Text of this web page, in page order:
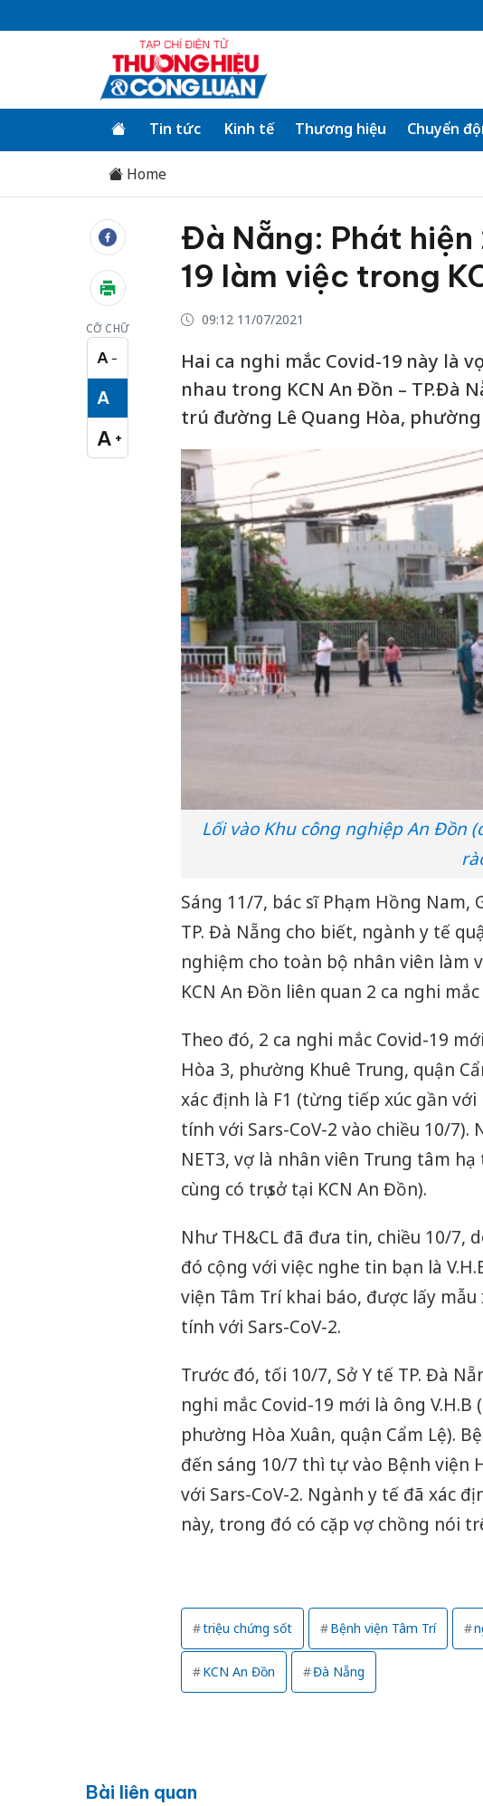
Tin tức Kinh tế Thương hiệu Chuyển
Home
CỠ CHỮ
A −
Cỡ chữ nhỏ
A
Cỡ chữ vừa
A +
Cỡ chữ lớn
Đà Nẵng: Phát
19 làm việc trong
09:12 11/07/2021
Hai ca nghi mắc Covid-19 này là
nhau trong KCN An Đồn – TP.Đà
trú đường Lê Quang Hòa, phường
Lối vào Khu công nghiệp An Đồn
Sáng 11/7, bác sĩ Phạm Hồng Nam,
TP. Đà Nẵng cho biết, ngành y tế
nghiệm cho toàn bộ nhân viên làm
KCN An Đồn liên quan 2 ca nghi
Theo đó, 2 ca nghi mắc Covid-19
Hòa 3, phường Khuê Trung, quận
xác định là F1 (từng tiếp xúc gần
tính với Sars-CoV-2 vào chiều 10/
NET3, vợ là nhân viên Trung tâm
cùng có trụ sở tại KCN An Đồn).
Như TH&CL đã đưa tin, chiều 10/
đó cộng với việc nghe tin bạn là
viện Tâm Trí khai báo, được lấy
tính với Sars-CoV-2.
Trước đó, tối 10/7, Sở Y tế TP. Đà
nghi mắc Covid-19 mới là ông
phường Hòa Xuân, quận Cẩm Lệ).
đến sáng 10/7 thì tự vào Bệnh viện
với Sars-CoV-2. Ngành y tế đã xác
này, trong đó có cặp vợ chồng nói
triệu chứng sốt Bệnh viện Tâm Trí
KCN An Đồn Đà Nẵng
Bài liên quan